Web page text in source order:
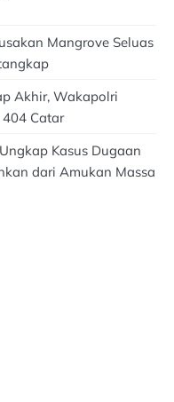
Mangrove Seluas
Akhir, Wakapolri
Catar
Kasus Dugaan
dari Amukan Massa